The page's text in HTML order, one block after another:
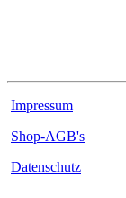
Impressum
Shop-AGB's
Datenschutz